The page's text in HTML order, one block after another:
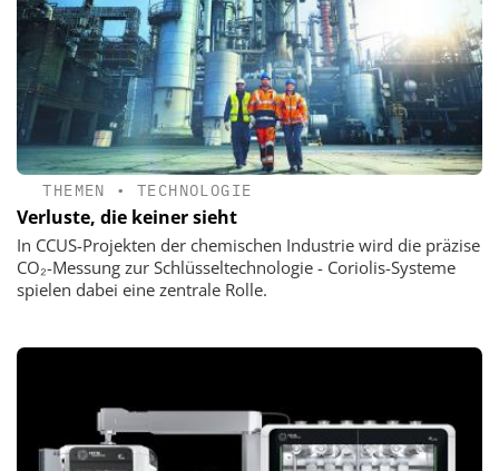
THEMEN •TECHNOLOGIE
Verluste, die keiner sieht
In CCUS-Projekten der chemischen Industrie wird die präzise
CO₂-Messung zur Schlüsseltechnologie - Coriolis-Systeme
spielen dabei eine zentrale Rolle.